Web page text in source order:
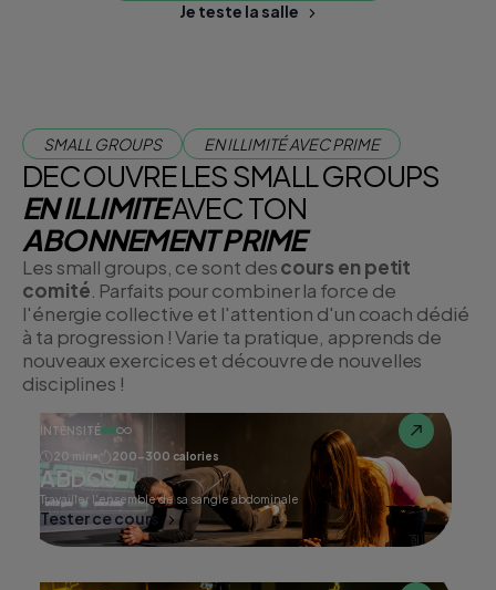
Je teste la salle
SMALL GROUPS EN ILLIMITÉ AVEC PRIME
DECOUVRE LES SMALL GROUPS
EN ILLIMITEAVEC TON
ABONNEMENT PRIME
Les small groups, ce sont descours en petit
comité . Parfaits pour combiner la force de
l'énergie collective et l'attention d'un coach dédié
à ta progression ! Varie ta pratique, apprends de
nouveaux exercices et découvre de nouvelles
disciplines !
INTENSITÉ
20 min
200-300 calories
ABDOS
Travailler l'ensemble de sa sangle abdominale
Tester ce cours